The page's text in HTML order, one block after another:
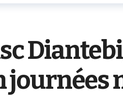
Patriotes Républicains
journées